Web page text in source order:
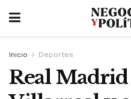
Inicio Deportes
Real